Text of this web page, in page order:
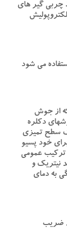
چربی گیر های
می شود
از جوش
دکلره
سطح تمیزی
خود پسیو
ترکیب عمومی
نیتریک و
به دمای
ضریب